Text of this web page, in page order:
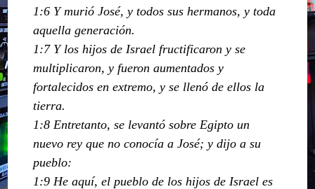
1:6 Y murió José, y todos sus hermanos, y toda
aquella generación.
1:7 Y los hijos de Israel fructificaron y se
multiplicaron, y fueron aumentados y
fortalecidos en extremo, y se llenó de ellos la
tierra.
1:8 Entretanto, se levantó sobre Egipto un
nuevo rey que no conocía a José; y dijo a su
pueblo:
1:9 He aquí, el pueblo de los hijos de Israel es